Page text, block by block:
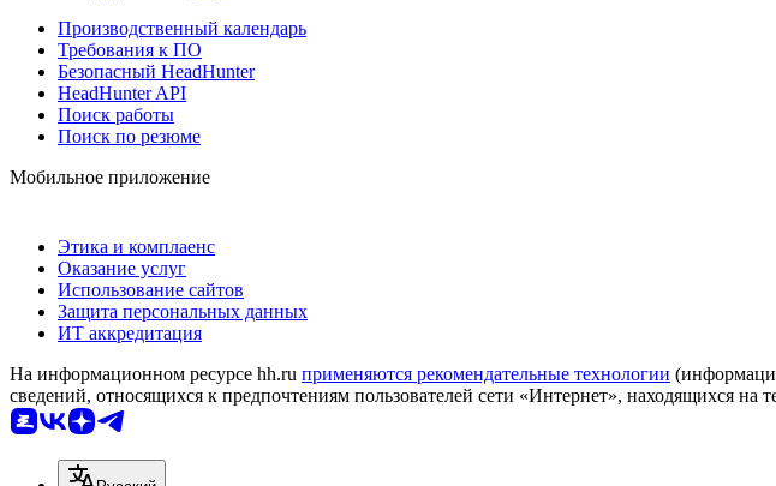
Производственный календарь
Требования к ПО
Безопасный HeadHunter
HeadHunter API
Поиск работы
Поиск по резюме
Мобильное приложение
Этика и комплаенс
Оказание услуг
Использование сайтов
Защита персональных данных
ИТ аккредитация
На информационном ресурсе hh.ru применяются рекомендательные технологии
сведений, относящихся к предпочтениям пользователей сети «Интернет», находящихся на